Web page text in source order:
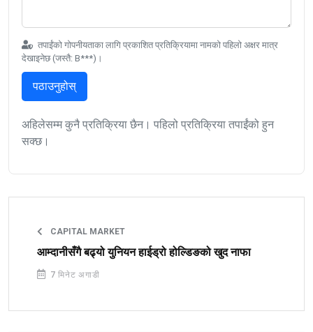
तपाईंको गोपनीयताका लागि प्रकाशित प्रतिक्रियामा नामको पहिलो अक्षर मात्र
देखाइनेछ (जस्तै: B***)।
पठाउनुहोस्
अहिलेसम्म कुनै प्रतिक्रिया छैन। पहिलो प्रतिक्रिया तपाईंको हुन
सक्छ।
CAPITAL MARKET
आम्दानीसँगै बढ्यो युनियन हाईड्रो होल्डिङको खुद नाफा
7 मिनेट अगाडी